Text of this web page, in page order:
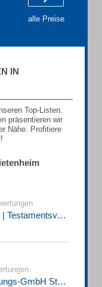
alle Preise
IN
Top-Listen.
präsentieren wir
Nähe. Profitiere
Steuerkanzlei Barth | Testamentsvollstrecker & Steuerberater Biberach
Merkle Steuerberatungs-GmbH Steuerberater